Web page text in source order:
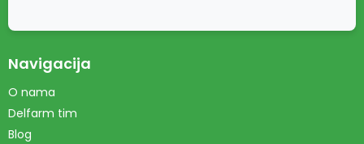
Navigacija
O nama
Delfarm tim
Blog